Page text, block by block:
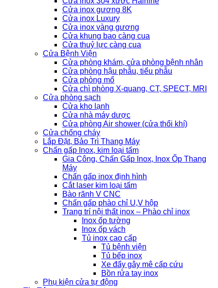
Cửa inox gương 8K
Cửa inox Luxury
Cửa inox vàng gương
Cửa khung bao càng cua
Cửa thuỷ lực càng cua
Cửa Bệnh Viện
Cửa phòng khám, cửa phòng bệnh nhân
Cửa phòng hậu phẫu, tiểu phẫu
Cửa phòng mổ
Cửa chì phòng X-quang, CT, SPECT, MRI
Cửa phòng sạch
Cửa kho lạnh
Cửa nhà máy dược
Cửa phòng Air shower (cửa thổi khí)
Cửa chống cháy
Lắp Đặt, Bảo Trì Thang Máy
Chấn gấp Inox, kim loại tấm
Gia Công, Chấn Gấp Inox, Inox Ốp Thang
Máy
Chấn gấp inox định hình
Cắt laser kim loại tấm
Bào rãnh V CNC
Chấn gấp phào chỉ U,V hộp
Trang trí nội thất inox – Phào chỉ inox
Inox ốp tường
Inox ốp vách
Tủ inox cao cấp
Tủ bệnh viện
Tủ bếp inox
Xe đẩy gây mê cấp cứu
Bồn rửa tay inox
Phụ kiện cửa tự động